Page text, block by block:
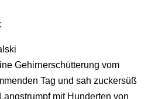
Gehirnerschütterung vom
Tag und sah zuckersüß
mit Hunderten von